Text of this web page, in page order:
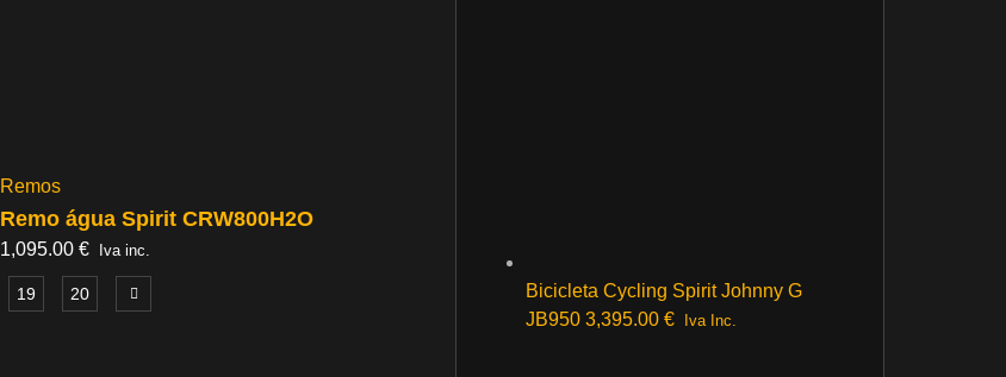
Remos
Remo água Spirit CRW800H2O
1,095.00 € Iva inc.
19 20
Bicicleta Cycling Spirit Johnny G
JB950 3,395.00 € Iva Inc.